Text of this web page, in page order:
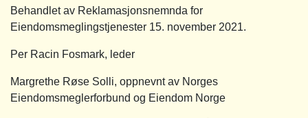
Behandlet av Reklamasjonsnemnda for
Eiendomsmeglingstjenester 15. november 2021.
Per Racin Fosmark, leder
Margrethe Røse Solli, oppnevnt av Norges
Eiendomsmeglerforbund og Eiendom Norge